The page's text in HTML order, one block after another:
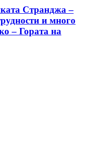
Странджа –
и много
– Гората на